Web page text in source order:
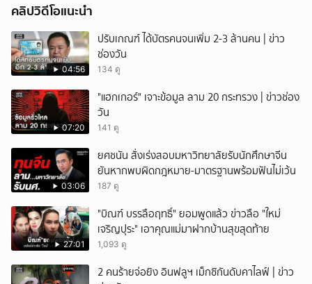
คลิปวิดีโอแนะนำ
04:56
ปรับเกณฑ์ ได้บัตรคนจนเพิ่ม 2-3 ล้านคน | ข่าว
ช่องวัน
134 ดู
07:20
"แฮกเกอร์" เจาะข้อมูล ลาม 20 กระทรวง | ข่าวช่อง
วัน
141 ดู
03:06
ยศชนัน สั่งเร่งสอบมหาวิทยาลัยรับนักศึกษาจีน
ยันหากพบผิดกฎหมาย-มาตรฐานพร้อมฟันไม่เว้น
187 ดู
27:01
"บิณฑ์ บรรลือฤทธิ์" ยอมพูดแล้ว ข่าวลือ "ใหม่
เจริญปุระ" เอาคุณแม่มาฝากบ้านสุขสุดท้าย
1,093 ดู
2 คนร้ายจ่อยิง อินฟลูฯ เม็กซิกันดับคาไลฟ์ | ข่าว